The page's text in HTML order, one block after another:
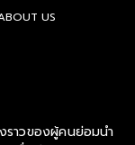
US
ราวของผู้คนย่อมนำ